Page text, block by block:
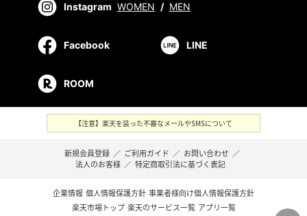
Instagram WOMEN / MEN
Facebook LINE
ROOM
【注意】楽天を装った不審なメールやSMSについて
新規会員登録 ／ ご利用ガイド ／ お問い合わせ ／
法人のお客様 ／ 特定商取引法に基づく表記
企業情報 個人情報保護方針 事業者様向け個人情報保護方針
楽天市場トップ 楽天のサービス一覧 アプリ一覧